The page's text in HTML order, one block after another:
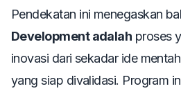
Pendekatan ini menegaskan
Development adalah proses
inovasi dari sekadar ide
yang siap divalidasi. Program